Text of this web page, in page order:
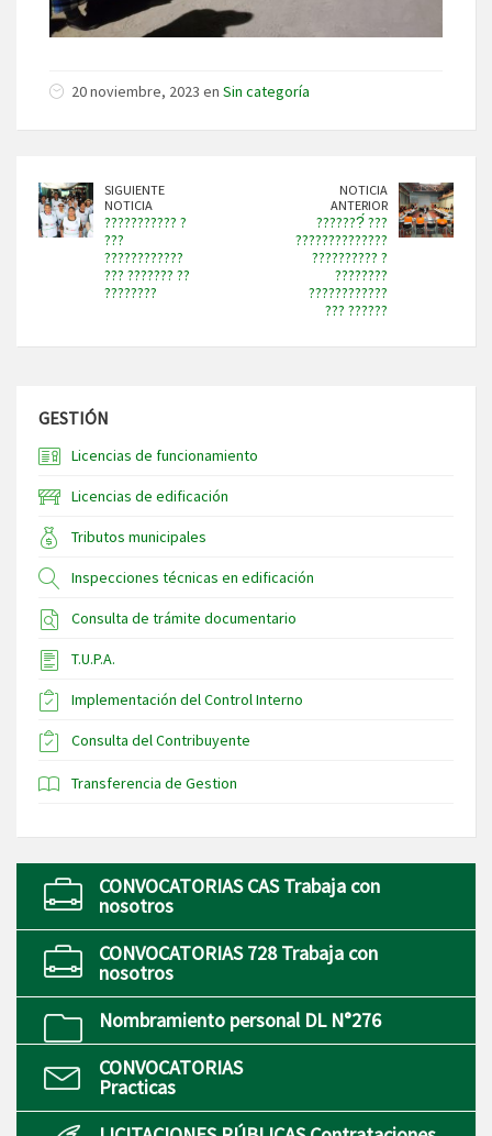
20 noviembre, 2023 en Sin categoría
SIGUIENTE
NOTICIA
??????????? ?
???
????????????
??? ??????? ??
????????
NOTICIA
ANTERIOR
???????́ ???
??????????????
?????????? ?
????????
????????????
??? ??????
GESTIÓN
Licencias de funcionamiento
Licencias de edificación
Tributos municipales
Inspecciones técnicas en edificación
Consulta de trámite documentario
T.U.P.A.
Implementación del Control Interno
Consulta del Contribuyente
Transferencia de Gestion
CONVOCATORIAS CAS Trabaja con
nosotros
CONVOCATORIAS 728 Trabaja con
nosotros
Nombramiento personal DL N°276
CONVOCATORIAS
Practicas